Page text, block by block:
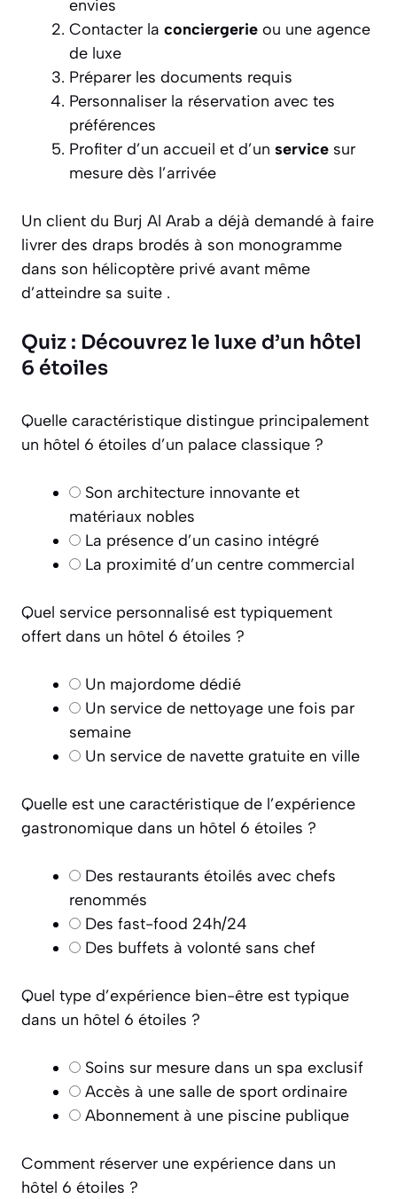
envies
Contacter la conciergerie ou une agence
de luxe
Préparer les documents requis
Personnaliser la réservation avec tes
préférences
Profiter d’un accueil et d’un service sur
mesure dès l’arrivée
Un client du Burj Al Arab a déjà demandé à faire
livrer des draps brodés à son monogramme
dans son hélicoptère privé avant même
d’atteindre sa suite .
Quiz : Découvrez le luxe d’un hôtel
6 étoiles
Quelle caractéristique distingue principalement
un hôtel 6 étoiles d’un palace classique ?
Son architecture innovante et
matériaux nobles
La présence d’un casino intégré
La proximité d’un centre commercial
Quel service personnalisé est typiquement
offert dans un hôtel 6 étoiles ?
Un majordome dédié
Un service de nettoyage une fois par
semaine
Un service de navette gratuite en ville
Quelle est une caractéristique de l’expérience
gastronomique dans un hôtel 6 étoiles ?
Des restaurants étoilés avec chefs
renommés
Des fast-food 24h/24
Des buffets à volonté sans chef
Quel type d’expérience bien-être est typique
dans un hôtel 6 étoiles ?
Soins sur mesure dans un spa exclusif
Accès à une salle de sport ordinaire
Abonnement à une piscine publique
Comment réserver une expérience dans un
hôtel 6 étoiles ?